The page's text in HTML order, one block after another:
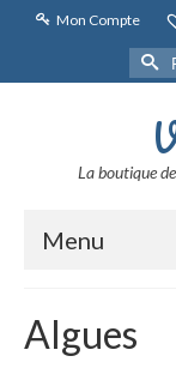
Mon Compte
La boutique
Menu
Algues